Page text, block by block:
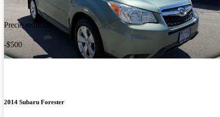
Precio reducido
-$500
2014 Subaru Forester